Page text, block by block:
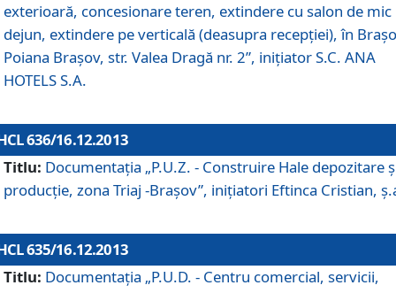
exterioară, concesionare teren, extindere cu salon de mic
dejun, extindere pe verticală (deasupra recepţiei), în
Poiana Braşov, str. Valea Dragă nr. 2”, iniţiator S.C. ANA
HOTELS S.A.
636/16.12.2013
Titlu: Documentaţia „P.U.Z. - Construire Hale depozitare
producţie, zona Triaj -Braşov”, iniţiatori Eftinca Cristian,
635/16.12.2013
Titlu: Documentaţia „P.U.D. - Centru comercial, servicii,